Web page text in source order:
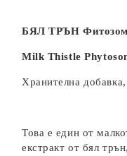
БЯЛ ТРЪН
Milk Thistle
Хранителна
Това е един от
екстракт от бял